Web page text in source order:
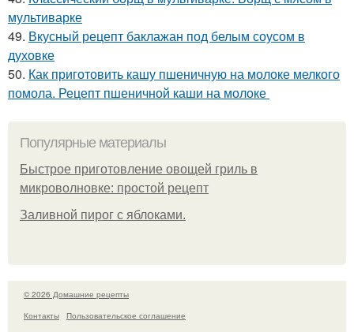
мультиварке
49. Вкусный рецепт баклажан под белым соусом в
духовке
50. Как приготовить кашу пшеничную на молоке мелкого
помола. Рецепт пшеничной каши на молоке
Популярные материалы
Быстрое приготовление овощей гриль в
микроволновке: простой рецепт
Заливной пирог с яблоками.
© 2026 Домашние рецепты
Контакты
Пользовательское соглашение